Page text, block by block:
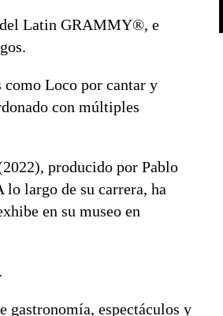
del Latin GRAMMY®, e
como Loco por cantar y
con múltiples
producido por Pablo
largo de su carrera, ha
en su museo en
gastronomía, espectáculos y